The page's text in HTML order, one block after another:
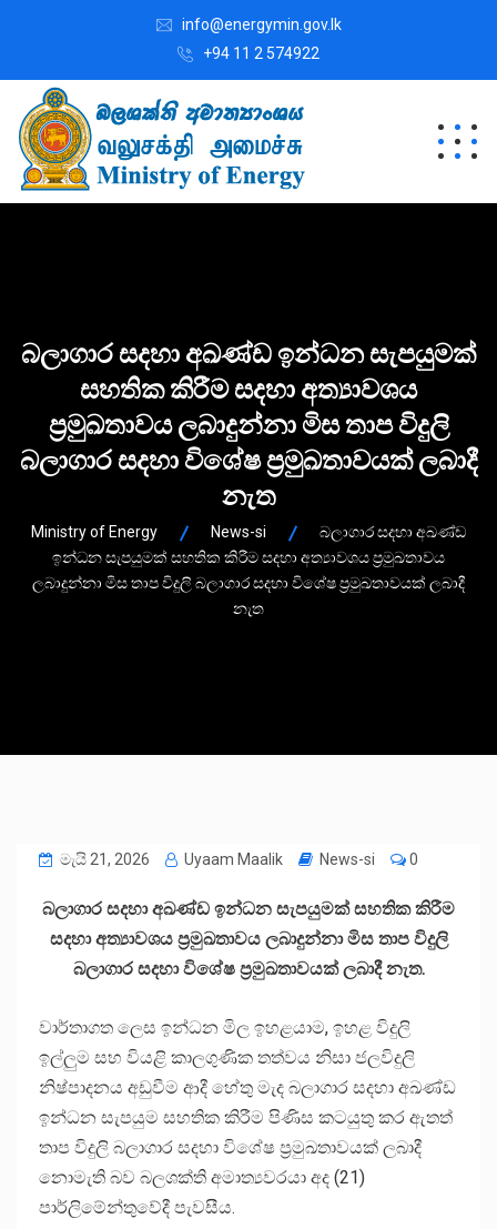
info@energymin.gov.lk
+94 11 2 574922
බලාගාර සදහා අඛණ්ඩ ඉන්ධන සැපයුමක්
සහතික කිරීම සදහා අත්‍යාවශය
ප්‍රමුඛතාවය ලබාදුන්නා මිස තාප විදුලි
බලාගාර සදහා විශේෂ ප්‍රමුඛතාවයක් ලබාදී
නැත
Ministry of Energy News-si
බලාගාර සදහා අඛණ්ඩ
ඉන්ධන සැපයුමක් සහතික කිරීම සදහා අත්‍යාවශය ප්‍රමුඛතාවය
ලබාදුන්නා මිස තාප විදුලි බලාගාර සදහා විශේෂ ප්‍රමුඛතාවයක් ලබාදී
නැත
මැයි 21, 2026 Uyaam Maalik News-si 0
බලාගාර සදහා අඛණ්ඩ ඉන්ධන සැපයුමක් සහතික කිරීම
සදහා අත්‍යාවශය ප්‍රමුඛතාවය ලබාදුන්නා මිස තාප විදුලි
බලාගාර සදහා විශේෂ ප්‍රමුඛතාවයක් ලබාදී නැත.
වාර්තාගත ලෙස ඉන්ධන මිල ඉහළයාම, ඉහළ විදුලි
ඉල්ලුම සහ වියළි කාලගුණික තත්වය නිසා ජලවිදුලි
නිෂ්පාදනය අඩුවීම ආදී හේතු මැද බලාගාර සදහා අඛණ්ඩ
ඉන්ධන සැපයුම සහතික කිරීම පිණිස කටයුතු කර ඇතත්
තාප විදුලි බලාගාර සදහා විශේෂ ප්‍රමුඛතාවයක් ලබාදී
නොමැති බව බලශක්ති අමාත්‍යවරයා අද (21)
පාර්ලිමේන්තුවේදී පැවසීය.